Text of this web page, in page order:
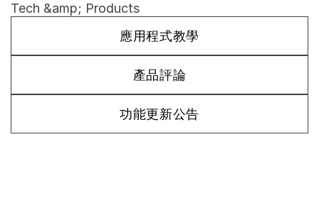
Tech &amp; Products
應用程式教學
產品評論
功能更新公告